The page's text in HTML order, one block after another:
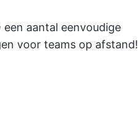
een aantal eenvoudige
voor teams op afstand!